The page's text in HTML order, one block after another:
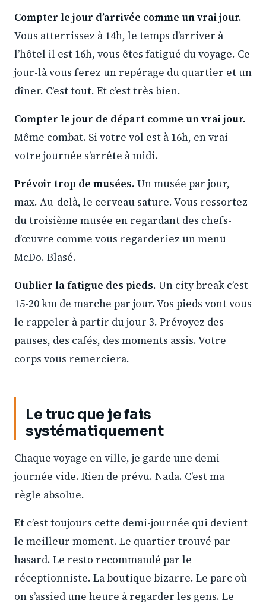
Compter le jour d’arrivée comme un vrai jour.
Vous atterrissez à 14h, le temps d’arriver à
l’hôtel il est 16h, vous êtes fatigué du voyage. Ce
jour-là vous ferez un repérage du quartier et un
dîner. C’est tout. Et c’est très bien.
Compter le jour de départ comme un vrai jour.
Même combat. Si votre vol est à 16h, en vrai
votre journée s’arrête à midi.
Prévoir trop de musées. Un musée par jour,
max. Au-delà, le cerveau sature. Vous ressortez
du troisième musée en regardant des chefs-
d’œuvre comme vous regarderiez un menu
McDo. Blasé.
Oublier la fatigue des pieds. Un city break c’est
15-20 km de marche par jour. Vos pieds vont vous
le rappeler à partir du jour 3. Prévoyez des
pauses, des cafés, des moments assis. Votre
corps vous remerciera.
Le truc que je fais
systématiquement
Chaque voyage en ville, je garde une demi-
journée vide. Rien de prévu. Nada. C’est ma
règle absolue.
Et c’est toujours cette demi-journée qui devient
le meilleur moment. Le quartier trouvé par
hasard. Le resto recommandé par le
réceptionniste. La boutique bizarre. Le parc où
on s’assied une heure à regarder les gens. Le